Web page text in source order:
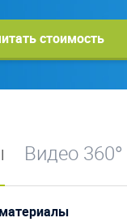
стоимость
Видео 360°